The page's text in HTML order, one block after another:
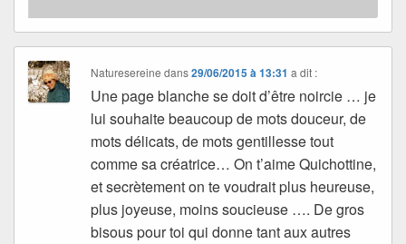
Naturesereine dans29/06/2015 à 13:31 a dit :
Une page blanche se doit d’être noircie … je
lui souhaite beaucoup de mots douceur, de
mots délicats, de mots gentillesse tout
comme sa créatrice… On t’aime Quichottine,
et secrètement on te voudrait plus heureuse,
plus joyeuse, moins soucieuse …. De gros
bisous pour toi qui donne tant aux autres